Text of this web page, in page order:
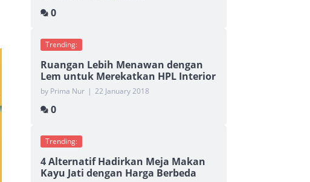
0
Trending:
Ruangan Lebih Menawan dengan
Lem untuk Merekatkan HPL Interior
by Prima Nur | 22 January 2018
0
Trending:
4 Alternatif Hadirkan Meja Makan
Kayu Jati dengan Harga Berbeda